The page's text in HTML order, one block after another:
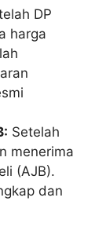
DP
harga
Setelah
menerima
(AJB).
dan